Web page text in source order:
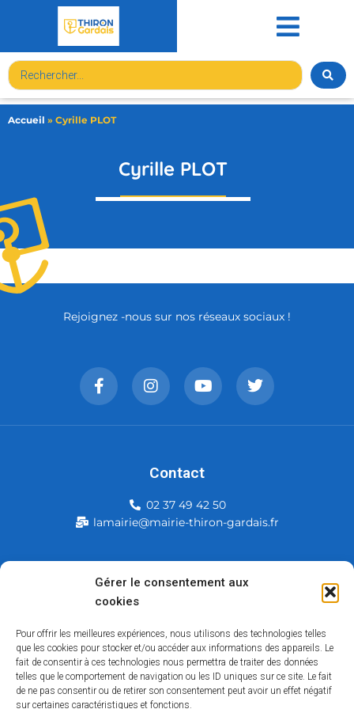
Gérer le consentement aux
cookies
Pour offrir les meilleures expériences, nous utilisons des technologies telles
que les cookies pour stocker et/ou accéder aux informations des appareils. Le
fait de consentir à ces technologies nous permettra de traiter des données
telles que le comportement de navigation ou les ID uniques sur ce site. Le fait
de ne pas consentir ou de retirer son consentement peut avoir un effet négatif
sur certaines caractéristiques et fonctions.
Accueil » Cyrille PLOT
Cyrille PLOT
Mairie de Thiron-Gardais
28480 Thiron-Gardais
Rejoignez -nous sur nos réseaux sociaux !
Contact
02 37 49 42 50
lamairie@mairie-thiron-gardais.fr